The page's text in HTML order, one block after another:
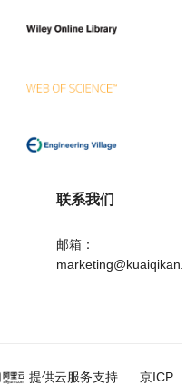
联系我们
邮箱：
提供云服务支持 京ICP